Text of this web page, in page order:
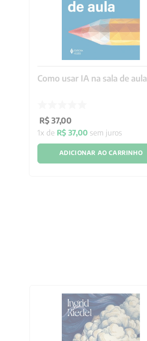
Como usar IA na sala de aula
R$ 37,00
1x de R$ 37,00 sem juros
ADICIONAR AO CARRINHO